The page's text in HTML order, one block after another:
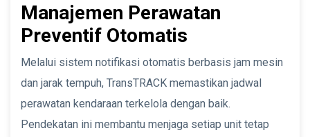
Manajemen Perawatan
Preventif Otomatis
Melalui sistem notifikasi otomatis berbasis jam mesin
dan jarak tempuh, TransTRACK memastikan jadwal
perawatan kendaraan terkelola dengan baik.
Pendekatan ini membantu menjaga setiap unit tetap